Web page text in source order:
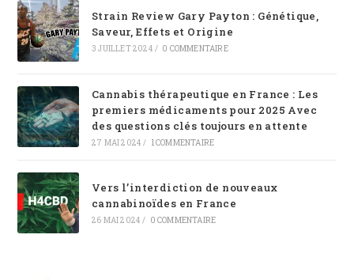
Strain Review Gary Payton : Génétique,
Saveur, Effets et Origine
3 JUILLET 2024 / 0 COMMENTAIRE
Cannabis thérapeutique en France : Les
premiers médicaments pour 2025 Avec
des questions clés toujours en attente
27 MAI 2024 / 1 COMMENTAIRE
Vers l’interdiction de nouveaux
cannabinoïdes en France
26 MAI 2024 / 0 COMMENTAIRE